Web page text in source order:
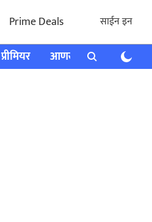
Prime Deals साईन इन
प्रीमियर आणखी राशी भविष्य